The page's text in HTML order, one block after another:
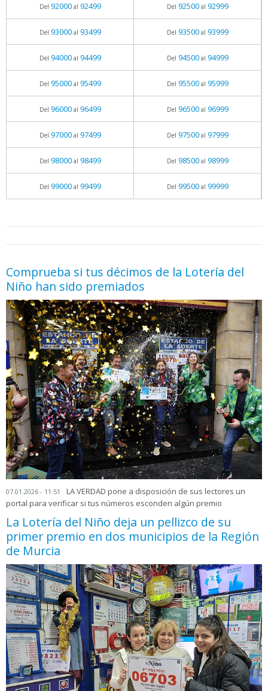
Del 92000al 92499 Del 92500al 92999
Del 93000al 93499 Del 93500al 93999
Del 94000al 94499 Del 94500al 94999
Del 95000al 95499 Del 95500al 95999
Del 96000al 96499 Del 96500al 96999
Del 97000al 97499 Del 97500al 97999
Del 98000al 98499 Del 98500al 98999
Del 99000al 99499 Del 99500al 99999
Comprueba si tus décimos de la Lotería del
Niño han sido premiados
07.01.2026 - 11:51
LA VERDAD pone a disposición de sus lectores un
portal para verificar si tus números esconden algún premio
La Lotería del Niño deja un pellizco de su
primer premio en dos municipios de la Región
de Murcia